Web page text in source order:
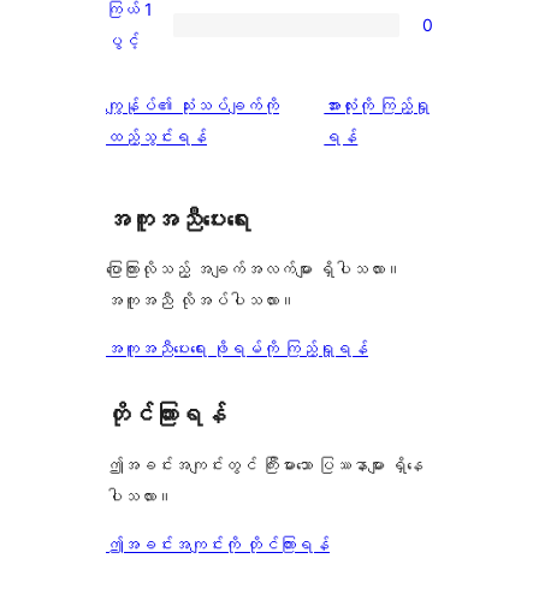
0
စောင်
သုံးသပ်
ပွင့်
သုံးသပ်
ချက်
ကြယ်
ပွင့်
အဆင့်
0
စောင်
ကြယ် 1
ပွင့်
0
ကျွန်ုပ်၏ သုံးသပ်ချက်ကို
ထည့်သွင်းရန်
သုံးသပ်
ချက်
အားလုံးကို ကြည့်ရှု
ရန်
အကူအညီပေးရေး
ပြောကြားလိုသည့် အချက်အလက်များ ရှိပါသလား။
အကူအညီ လိုအပ်ပါသလား။
အကူအညီပေးရေး ဖိုရမ်ကို ကြည့်ရှုရန်
တိုင်ကြားရန်
ဤအခင်းအကျင်းတွင် ကြီးမားသော ပြဿနာများ ရှိနေ
ပါသလား။
ဤအခင်းအကျင်းကို တိုင်ကြားရန်